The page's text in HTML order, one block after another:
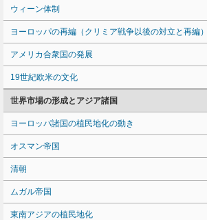
ウィーン体制
ヨーロッパの再編（クリミア戦争以後の対立と再編）
アメリカ合衆国の発展
19世紀欧米の文化
世界市場の形成とアジア諸国
ヨーロッパ諸国の植民地化の動き
オスマン帝国
清朝
ムガル帝国
東南アジアの植民地化